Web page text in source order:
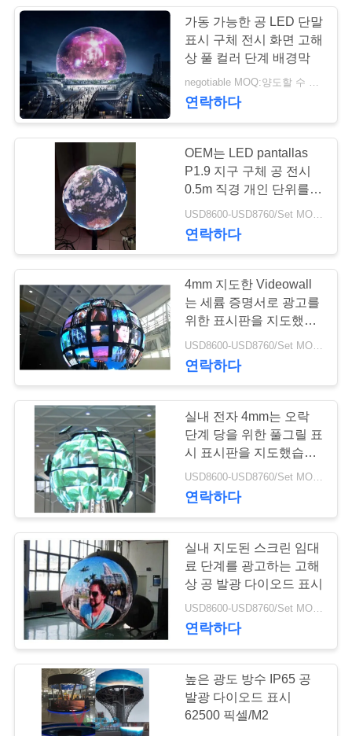
에
한
것
어
품
질
관
리
와
뉴
스
대여 LED 디스플레
이
120
작은 피치 LED 디스
플레이
75
포스터는 디스플레
이를 이끌었습니다
유연한 led 화면
25
가동 가능한 공 LED 단말
표시 구체 전시 화면 고해
상 풀 컬러 단계 배경막
negotiable MOQ:양도할 수 있는
연락하다
OEM는 LED pantallas
P1.9 지구 구체 공 전시
0.5m 직경 개인 단위를
주문을 받아서 만들었습
니다
연락하다
4mm 지도한 Videowall
는 세륨 증명서로 광고를
위한 표시판을 지도했습
니다
USD8600-USD8760/Set MOQ:1 Sq.M
연락하다
실내 전자 4mm는 오락
단계 당을 위한 풀그릴 표
시 표시판을 지도했습니
다
USD8600-USD8760/Set MOQ:1 Sq.M
연락하다
실내 지도된 스크린 임대
료 단계를 광고하는 고해
상 공 발광 다이오드 표시
USD8600-USD8760/Set MOQ:1 Sq.M
연락하다
높은 광도 방수 IP65 공
발광 다이오드 표시
62500 픽셀/M2